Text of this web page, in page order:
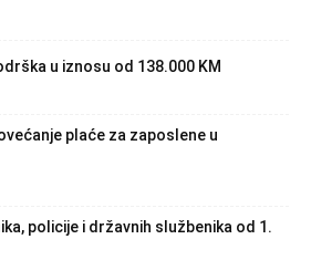
u iznosu od 138.000 KM
plaće za zaposlene u
policije i državnih službenika od 1.